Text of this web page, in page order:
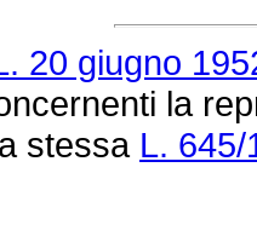
20 giugno
la
stessa L. 645/